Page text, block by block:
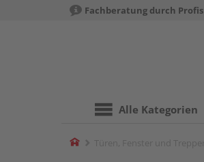
Fachberatung durch Profis
Alle Kategorien
Home